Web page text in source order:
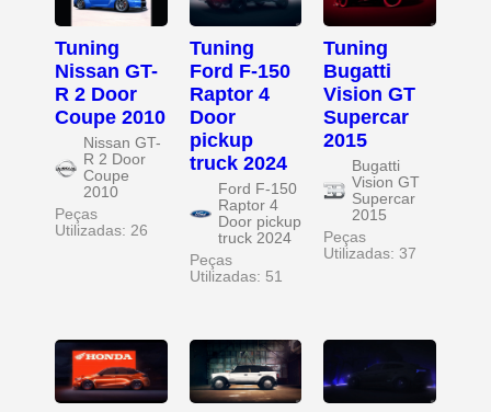
Tuning
Nissan GT-
R 2 Door
Coupe 2010
Nissan GT-
R 2 Door
Coupe
2010
Peças
Utilizadas: 26
Tuning
Ford F-150
Raptor 4
Door
pickup
truck 2024
Ford F-150
Raptor 4
Door pickup
truck 2024
Peças
Utilizadas: 51
Tuning
Bugatti
Vision GT
Supercar
2015
Bugatti
Vision GT
Supercar
2015
Peças
Utilizadas: 37